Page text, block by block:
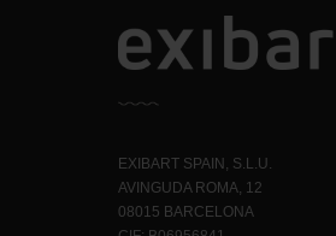
EXIBART SPAIN, S.L.U.
AVINGUDA ROMA, 12
08015 BARCELONA